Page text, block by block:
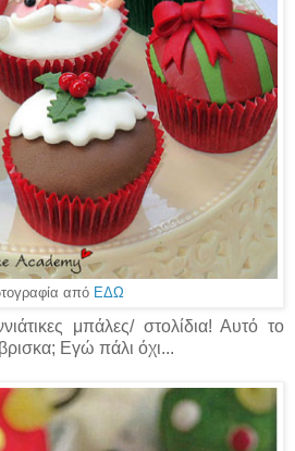
από ΕΔΩ
μπάλες/ στολίδια! Αυτό το
Εγώ πάλι όχι...